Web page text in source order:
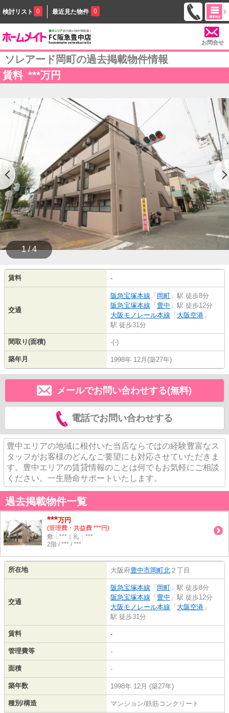
検討リスト 0 最近見た物件 0
お問合せ
ソレアード岡町の過去掲載物件情報
賃料 ***万円
1 / 4
賃料 -
交通
阪急宝塚本線 「 岡町 」駅 徒歩8分
阪急宝塚本線 「 豊中 」駅 徒歩12分
大阪モノレール本線 「 大阪空港 」
駅 徒歩31分
間取り(面積) -(-)
築年月 1998年 12月(築27年)
メールでお問い合わせする(無料)
電話でお問い合わせする
豊中エリアの地域に根付いた当店ならではの経験豊富なス
タッフがお客様のどんなご要望にも対応させていただきま
す。豊中エリアの賃貸情報のことは何でもお気軽にご相談
ください。一生懸命サポートいたします。
過去掲載物件一覧
***万円
(管理費・共益費 ***円)
敷：***｜礼：***
2階 / *** / ***
所在地 大阪府豊中市岡町北 ２丁目
交通
阪急宝塚本線 「 岡町 」駅 徒歩8分
阪急宝塚本線 「 豊中 」駅 徒歩12分
大阪モノレール本線 「 大阪空港 」
駅 徒歩31分
賃料 -
管理費等 -
面積 -
築年数 1998年 12月 (築27年)
種別/構造 マンション/鉄筋コンクリート